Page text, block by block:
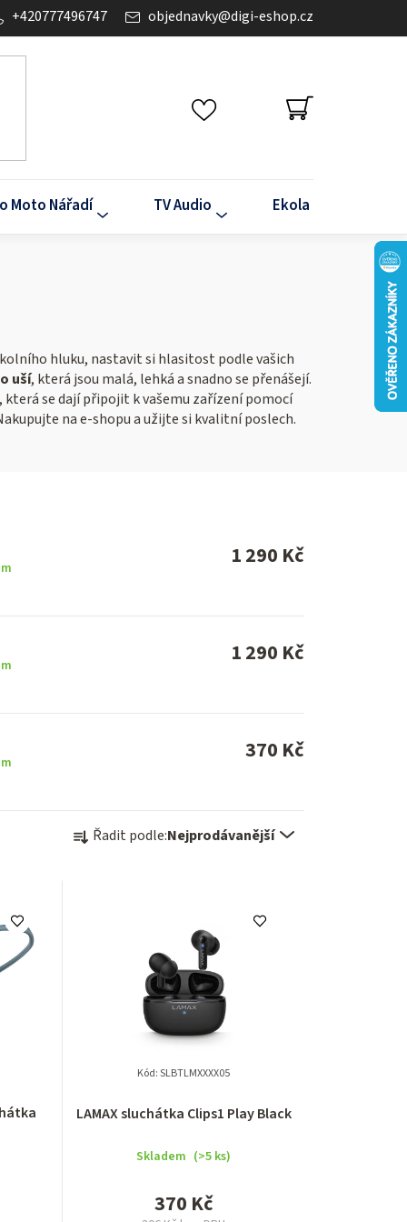
objednavky@digi-eshop.cz
+420777496747
NÁKUPNÍ
KOŠÍK
Moto Nářadí TV Audio Ekola
hluku, nastavit si hlasitost podle vašich
uší, která jsou malá, lehká a snadno se přenášejí.
, která se dají připojit k vašemu zařízení pomocí
na e-shopu a užijte si kvalitní poslech.
1 290 Kč
1 290 Kč
370 Kč
Ř
o
Řadit podle:Nejprodávanější
LAMAX sluchátka Clips1 Play Black
Skladem (>5 ks)
370 Kč
Kód:SLBTLMXXXX05